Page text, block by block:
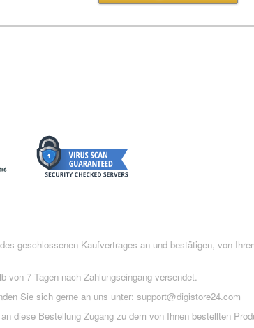
geschlossenen Kaufvertrages an und bestätigen, von
von 7 Tagen nach Zahlungseingang versendet.
Sie sich gerne an uns unter: support@digistore24.com
diese Bestellung Zugang zu dem von Ihnen bestellten